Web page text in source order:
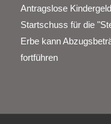
Antragslose
Startschuss für die
Erbe kann
fortführen